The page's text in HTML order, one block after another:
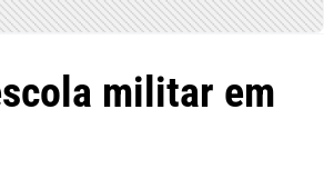
militar em